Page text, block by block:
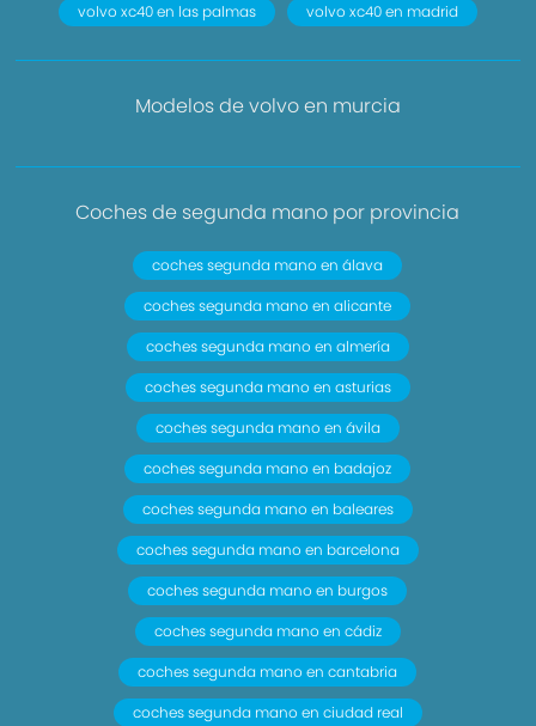
volvo xc40 en las palmas
volvo xc40 en madrid
Modelos de volvo en murcia
Coches de segunda mano por provincia
coches segunda mano en álava
coches segunda mano en alicante
coches segunda mano en almería
coches segunda mano en asturias
coches segunda mano en ávila
coches segunda mano en badajoz
coches segunda mano en baleares
coches segunda mano en barcelona
coches segunda mano en burgos
coches segunda mano en cádiz
coches segunda mano en cantabria
coches segunda mano en ciudad real